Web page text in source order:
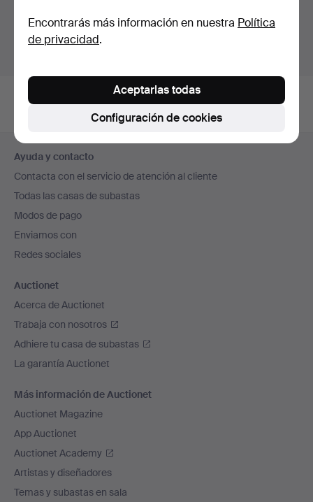
para todas nuestras piezas.
Navegación
en
el
pie
de
página
Ayuda y contacto
Contacta con el servicio de atención al cliente
Todas las casas de subastas
Modos de pago
Enviamos con
Redes sociales
Auctionet
Acerca de Auctionet
Trabaja con nosotros
Adhiere tu casa de subastas
La garantía Auctionet
Más información de Auctionet
Auctionet Magazine
App Auctionet
Auctionet Academy
Artistas y diseñadores
Temas y subastas en sala
Encontrarás más información en nuestra Política
de privacidad.
Configuración de cookies
Aceptarlas todas